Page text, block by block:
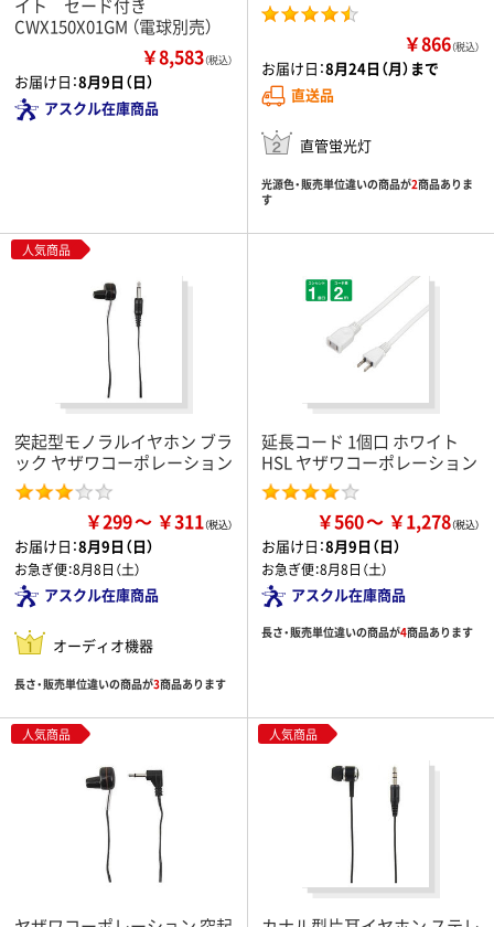
イト セード付き
CWX150X01GM （電球別売）
￥8,583（税込）
お届け日：8月9日（日）
アスクル在庫商品
￥866（税込）
お届け日：8月24日（月）まで
直送品
直管蛍光灯
光源色・販売単位違いの商品が2商品ありま
す
人気商品
突起型モノラルイヤホン ブラ
ック ヤザワコーポレーション
￥299 ￥311
お届け日：8月9日（日）
お急ぎ便：8月8日（土）
アスクル在庫商品
オーディオ機器
長さ・販売単位違いの商品が3商品あります
延長コード 1個口 ホワイト
HSL ヤザワコーポレーション
￥560 ￥1,278
お届け日：8月9日（日）
お急ぎ便：8月8日（土）
アスクル在庫商品
長さ・販売単位違いの商品が4商品あります
人気商品 人気商品